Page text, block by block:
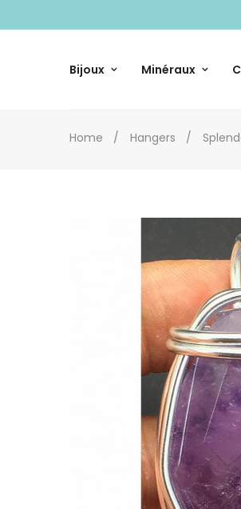
Bijoux Minéraux
Home Hangers